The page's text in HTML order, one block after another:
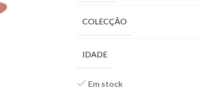
COLECÇÃO
IDADE
Em stock